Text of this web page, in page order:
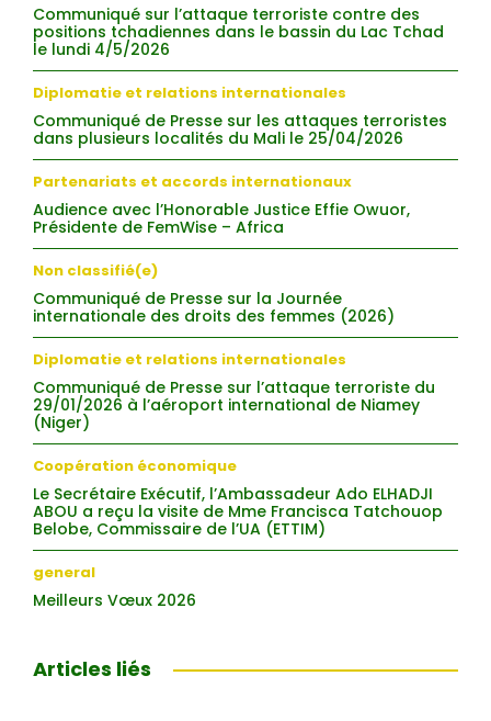
Communiqué sur l’attaque terroriste contre des
positions tchadiennes dans le bassin du Lac Tchad
le lundi 4/5/2026
Diplomatie et relations internationales
Communiqué de Presse sur les attaques terroristes
dans plusieurs localités du Mali le 25/04/2026
Partenariats et accords internationaux
Audience avec l’Honorable Justice Effie Owuor,
Présidente de FemWise – Africa
Non classifié(e)
Communiqué de Presse sur la Journée
internationale des droits des femmes (2026)
Diplomatie et relations internationales
Communiqué de Presse sur l’attaque terroriste du
29/01/2026 à l’aéroport international de Niamey
(Niger)
Coopération économique
Le Secrétaire Exécutif, l’Ambassadeur Ado ELHADJI
ABOU a reçu la visite de Mme Francisca Tatchouop
Belobe, Commissaire de l’UA (ETTIM)
general
Meilleurs Vœux 2026
Articles liés